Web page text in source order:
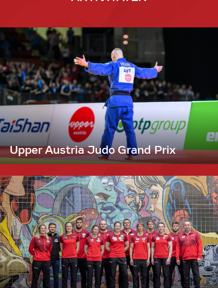
Upper Austria Judo Grand Prix